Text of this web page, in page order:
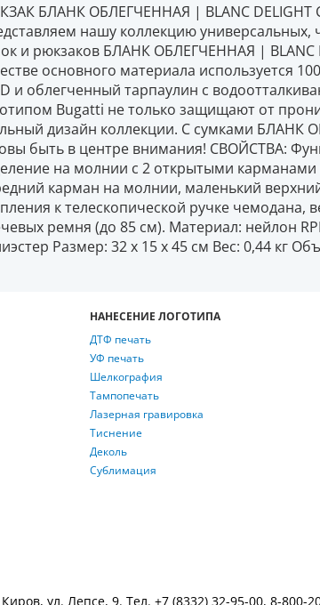
БЛАНК ОБЛЕГЧЕННАЯ | BLANC DELIGHT
нашу коллекцию универсальных,
и рюкзаков БЛАНК ОБЛЕГЧЕННАЯ | BLANC
основного материала используется
и облегченный тарпаулин с
Bugatti не только защищают от
дизайн коллекции. С сумками БЛАНК
быть в центре внимания! СВОЙСТВА:
на молнии с 2 открытыми карманами
карман на молнии, маленький
к телескопической ручке чемодана,
ремня (до 85 см). Материал: нейлон
Размер: 32 х 15 х 45 см Вес: 0,44 кг
НАНЕСЕНИЕ ЛОГОТИПА
ДТФ печать
УФ печать
Шелкография
Тампопечать
Лазерная гравировка
Тиснение
Деколь
Сублимация
ул. Лепсе, 9. Тел. +7 (8332) 32-95-00, 8-800-